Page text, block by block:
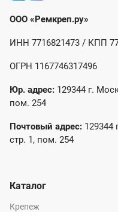
ООО «Ремкреп.ру»
ИНН 7716821473 / КПП
ОГРН 1167746317496
Юр. адрес: 129344 г.
пом. 254
Почтовый адрес: 129344
стр. 1, пом. 254
Каталог
Крепеж